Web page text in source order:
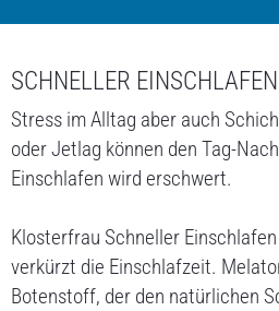
die MCM Klosterfrau Vertriebsgesellschaft mbH nicht
Datenschutzbestimmungen keine Anwendung finden.
SCHNELLER EINSCHLAFEN
Stress im Alltag aber auch
oder Jetlag können den Tag-
Einschlafen wird erschwert.
Klosterfrau Schneller
verkürzt die Einschlafzeit.
Botenstoff, der den natürlichen